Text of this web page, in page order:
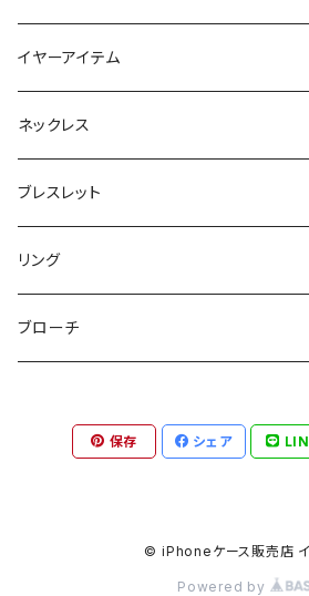
フラットポーチ
チャーム / カラビナ
ウォレット / 財布
トートバッグ
パスケース
ミラー
ハンドタオル
ポニーフック
テールクラッチ
シュシュット
キープスタイラー
ヘアピン
ヘアクリップ
イヤーアイテム
ステンレスピアス
ピアス
イヤリング
セットピアス
イヤーカフ
ネックレス
ブレスレット
リング
ブローチ
保存 シェア
© iPhoneケース販売店
Powered by